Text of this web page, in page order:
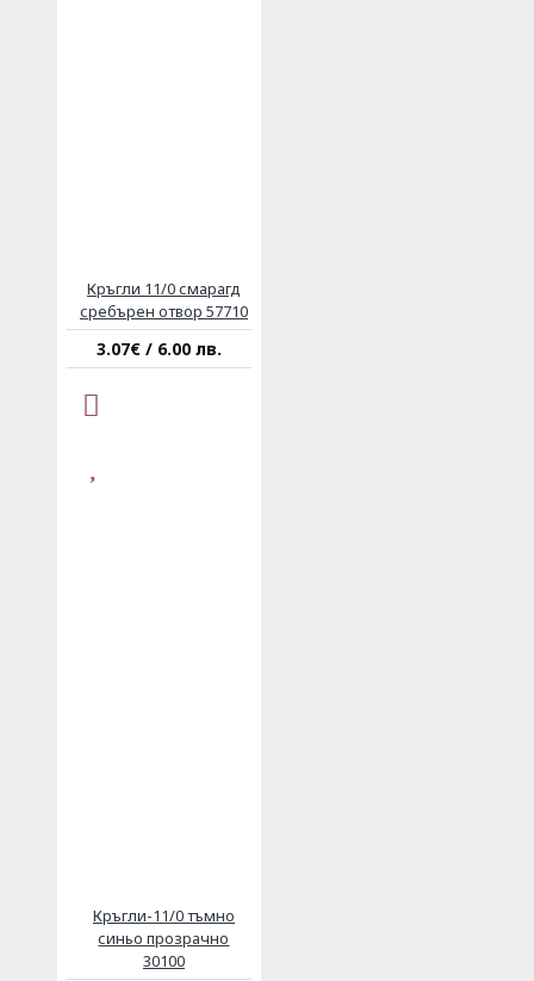
Кръгли 11/0 смарагд
сребърен отвор 57710
3.07€ / 6.00 лв.
Кръгли-11/0 тъмно
синьо прозрачно
30100